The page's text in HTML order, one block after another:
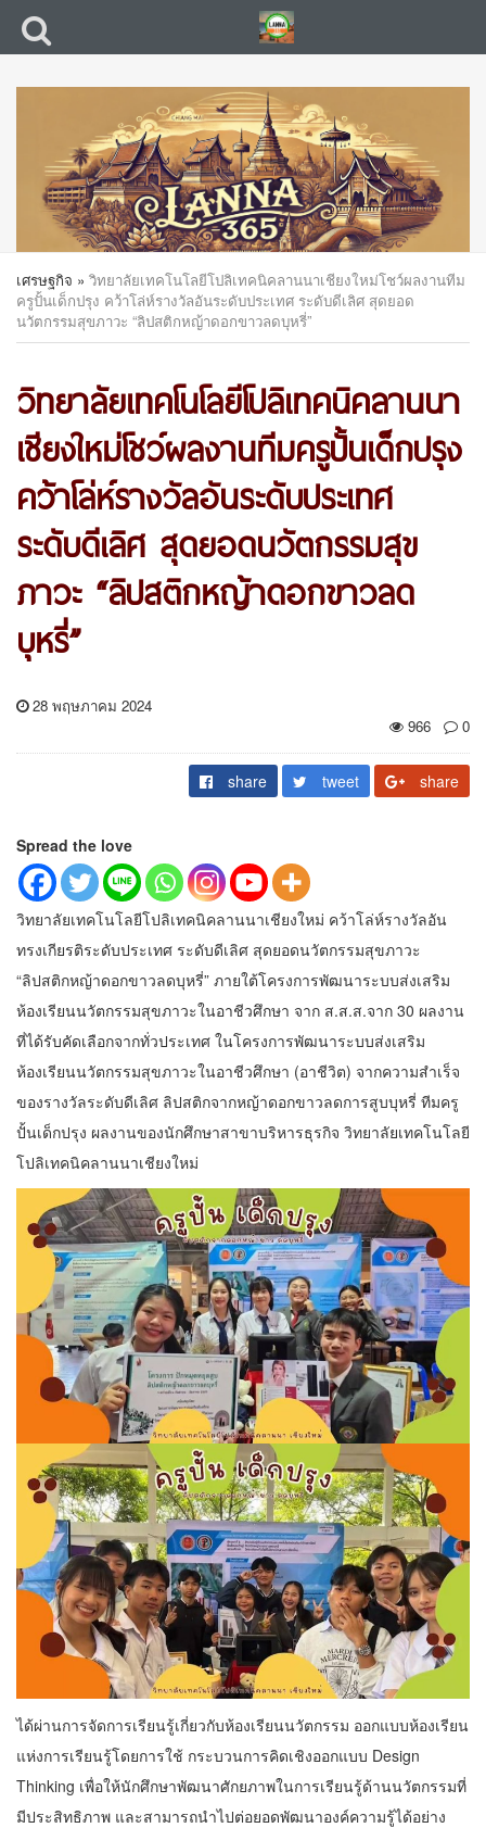
เศรษฐกิจ » วิทยาลัยเทคโนโลยีโปลิเทคนิคลานนาเชียงใหม่โชว์ผลงานทีม
ครูปั้นเด็กปรุง คว้าโล่ห์รางวัลอันระดับประเทศ ระดับดีเลิศ สุดยอด
นวัตกรรมสุขภาวะ “ลิปสติกหญ้าดอกขาวลดบุหรี่”
วิทยาลัยเทคโนโลยีโปลิเทคนิคลานนา
เชียงใหม่โชว์ผลงานทีมครูปั้นเด็กปรุง
คว้าโล่ห์รางวัลอันระดับประเทศ
ระดับดีเลิศ สุดยอดนวัตกรรมสุข
ภาวะ “ลิปสติกหญ้าดอกขาวลด
บุหรี่”
28 พฤษภาคม 2024
966
0
share tweet share
Spread the love
วิทยาลัยเทคโนโลยีโปลิเทคนิคลานนาเชียงใหม่ คว้าโล่ห์รางวัลอัน
ทรงเกียรติระดับประเทศ ระดับดีเลิศ สุดยอดนวัตกรรมสุขภาวะ
“ลิปสติกหญ้าดอกขาวลดบุหรี่” ภายใต้โครงการพัฒนาระบบส่งเสริม
ห้องเรียนนวัตกรรมสุขภาวะในอาชีวศึกษา จาก ส.ส.ส.จาก 30 ผลงาน
ที่ได้รับคัดเลือกจากทั่วประเทศ ในโครงการพัฒนาระบบส่งเสริม
ห้องเรียนนวัตกรรมสุขภาวะในอาชีวศึกษา (อาชีวิต) จากความสำเร็จ
ของรางวัลระดับดีเลิศ ลิปสติกจากหญ้าดอกขาวลดการสูบบุหรี่ ทีมครู
ปั้นเด็กปรุง ผลงานของนักศึกษาสาขาบริหารธุรกิจ วิทยาลัยเทคโนโลยี
โปลิเทคนิคลานนาเชียงใหม่
ได้ผ่านการจัดการเรียนรู้เกี่ยวกับห้องเรียนนวัตกรรม ออกแบบห้องเรียน
แห่งการเรียนรู้โดยการใช้ กระบวนการคิดเชิงออกแบบ Design
Thinking เพื่อให้นักศึกษาพัฒนาศักยภาพในการเรียนรู้ด้านนวัตกรรมที่
มีประสิทธิภาพ และสามารถนำไปต่อยอดพัฒนาองค์ความรู้ได้อย่าง